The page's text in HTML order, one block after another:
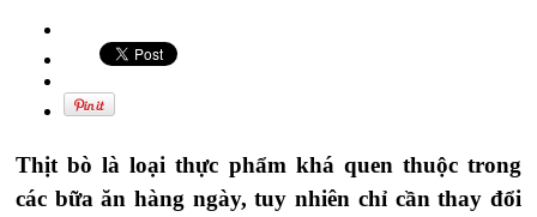
Thịt bò là loại thực phẩm khá quen thuộc trong
các bữa ăn hàng ngày, tuy nhiên chỉ cần thay đổi